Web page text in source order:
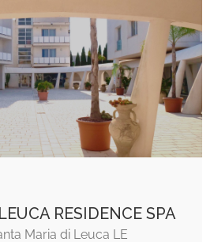
RESIDENCE SPA
Maria di Leuca LE